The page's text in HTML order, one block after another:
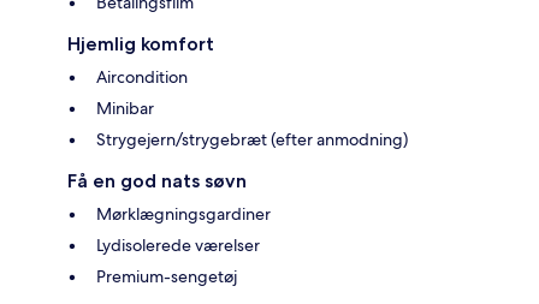
Hjemlig komfort
Aircondition
Minibar
Strygejern/strygebræt (efter anmodning)
Få en god nats søvn
Mørklægningsgardiner
Lydisolerede værelser
Premium-sengetøj